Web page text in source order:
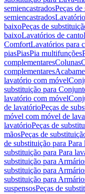
semiencastradosPeças
semiencastrados
baixoPeças de
baixoLavatórios de canto
ComfortLavatórios para
piasPiasPia multifunções
complementaresColunas
complementares
lavatório com móvel
substituição para
lavatório com móvel
de lavatórioPeças de
móvel com móvel de
lavatórioPeças de
mãosPeças de
de substituição para Para
substituição para Para
substituição para
substituição para
substituição para
suspensosPeças de